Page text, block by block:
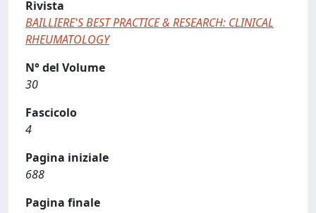
Rivista
BAILLIERE'S BEST PRACTICE & RESEARCH: CLINICAL
RHEUMATOLOGY
N° del Volume
30
Fascicolo
4
Pagina iniziale
688
Pagina finale